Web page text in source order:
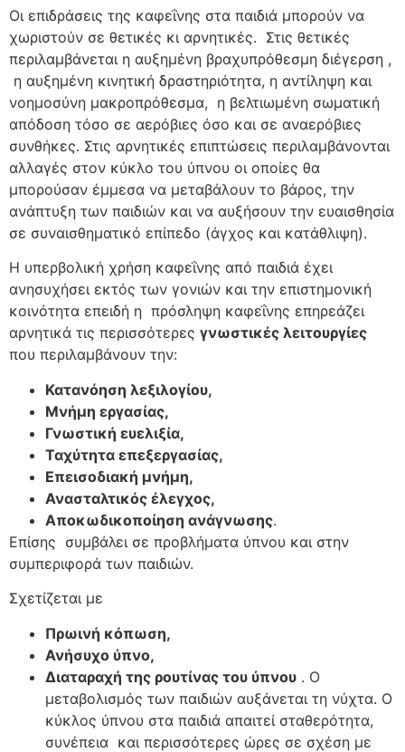
Οι επιδράσεις της καφεΐνης στα παιδιά μπορούν να
χωριστούν σε θετικές κι αρνητικές. Στις θετικές
περιλαμβάνεται η αυξημένη βραχυπρόθεσμη διέγερση ,
η αυξημένη κινητική δραστηριότητα, η αντίληψη και
νοημοσύνη μακροπρόθεσμα, η βελτιωμένη σωματική
απόδοση τόσο σε αερόβιες όσο και σε αναερόβιες
συνθήκες. Στις αρνητικές επιπτώσεις περιλαμβάνονται
αλλαγές στον κύκλο του ύπνου οι οποίες θα
μπορούσαν έμμεσα να μεταβάλουν το βάρος, την
ανάπτυξη των παιδιών και να αυξήσουν την ευαισθησία
σε συναισθηματικό επίπεδο (άγχος και κατάθλιψη).
Η υπερβολική χρήση καφεΐνης από παιδιά έχει
ανησυχήσει εκτός των γονιών και την επιστημονική
κοινότητα επειδή η πρόσληψη καφεΐνης επηρεάζει
αρνητικά τις περισσότερες γνωστικές λειτουργίες
που περιλαμβάνουν την:
Κατανόηση λεξιλογίου,
Μνήμη εργασίας,
Γνωστική ευελιξία,
Ταχύτητα επεξεργασίας,
Επεισοδιακή μνήμη,
Ανασταλτικός έλεγχος,
Αποκωδικοποίηση ανάγνωσης.
Επίσης συμβάλει σε προβλήματα ύπνου και στην
συμπεριφορά των παιδιών.
Σχετίζεται με
Πρωινή κόπωση,
Ανήσυχο ύπνο,
Διαταραχή της ρουτίνας του ύπνου . Ο
μεταβολισμός των παιδιών αυξάνεται τη νύχτα. Ο
κύκλος ύπνου στα παιδιά απαιτεί σταθερότητα,
συνέπεια και περισσότερες ώρες σε σχέση με